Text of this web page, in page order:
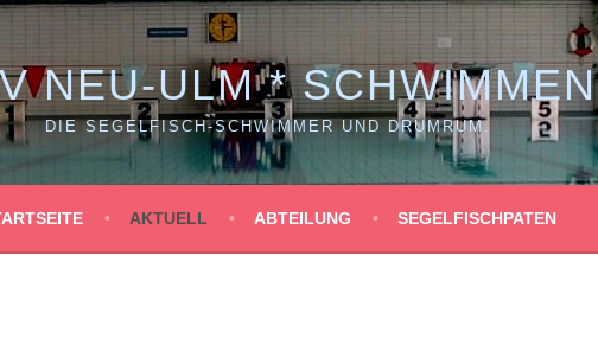
NEU-ULM * SCHWIMMEN
DIE SEGELFISCH-SCHWIMMER UND DRUMRUM.
AKTUELL ABTEILUNG SEGELFISCHPATEN